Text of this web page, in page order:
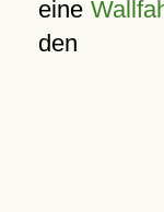
eine
den